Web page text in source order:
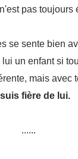
pas toujours
se sente bien
un enfant si
mais avec
fière de lui.
......